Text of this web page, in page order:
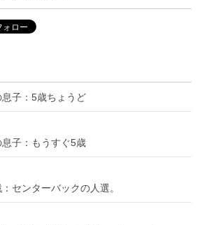
息子：5歳ちょうど
息子：もうすぐ5歳
センターバックの人選。